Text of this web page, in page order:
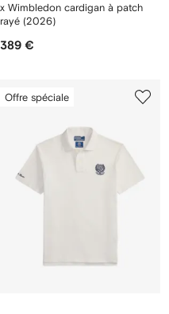
x Wimbledon cardigan à patch
rayé (2026)
389 €
Offre spéciale